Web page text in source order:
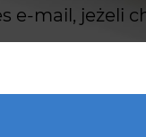
e-mail, jeżeli